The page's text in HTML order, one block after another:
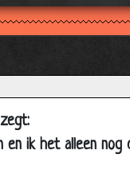
ik het alleen nog